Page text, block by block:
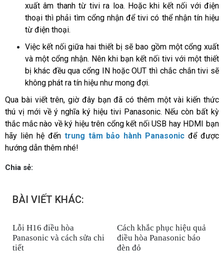
xuất âm thanh từ tivi ra loa. Hoặc khi kết nối với điện
thoại thì phải tìm cổng nhận để tivi có thể nhận tín hiệu
từ điện thoại.
Việc kết nối giữa hai thiết bị sẽ bao gồm một cổng xuất
và một cổng nhận. Nên khi bạn kết nối tivi với một thiết
bị khác đều qua cổng IN hoặc OUT thì chắc chắn tivi sẽ
không phát ra tín hiệu như mong đợi.
Qua bài viết trên, giờ đây bạn đã có thêm một vài kiến thức
thú vị mới về ý nghĩa ký hiệu tivi Panasonic. Nếu còn bất kỳ
thắc mắc nào về ký hiệu trên cổng kết nối USB hay HDMI bạn
hãy liên hệ đến trung tâm bảo hành Panasonic để được
hướng dẫn thêm nhé!
Chia sẻ:
BÀI VIẾT KHÁC:
Lỗi H16 điều hòa
Panasonic và cách sửa chi
tiết
Cách khắc phục hiệu quả
điều hòa Panasonic báo
đèn đỏ